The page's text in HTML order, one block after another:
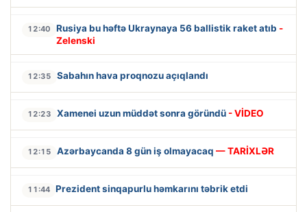
12:40 Rusiya bu həftə Ukraynaya 56 ballistik raket atıb -
Zelenski
12:35 Sabahın hava proqnozu açıqlandı
12:23 Xamenei uzun müddət sonra göründü - VİDEO
12:15 Azərbaycanda 8 gün iş olmayacaq — TARİXLƏR
11:44 Prezident sinqapurlu həmkarını təbrik etdi